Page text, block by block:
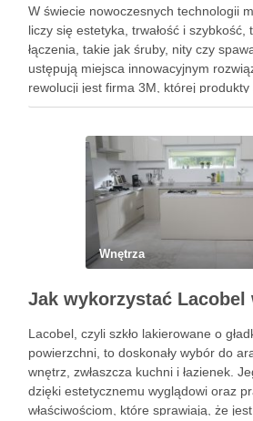
W świecie nowoczesnych technologii
liczy się estetyka, trwałość i szybkość,
łączenia, takie jak śruby, nity czy
ustępują miejsca innowacyjnym
rewolucji jest firma 3M, której produkty
niezawodności. W szczególności
Wnętrza
Lacobel, czyli szkło lakierowane o
powierzchni, to doskonały wybór do
wnętrz, zwłaszcza kuchni i łazienek.
dzięki estetycznemu wyglądowi oraz
właściwościom, które sprawiają, że